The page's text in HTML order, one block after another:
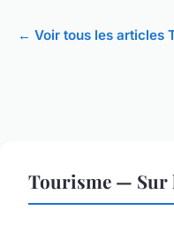
← Voir tous les articles
Tourisme — Sur